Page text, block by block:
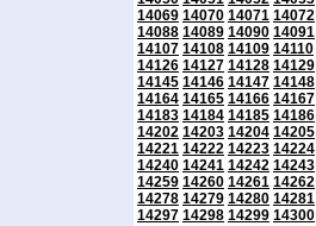
14069 14070 14071 14072
14088 14089 14090 14091
14107 14108 14109 14110
14126 14127 14128 14129
14145 14146 14147 14148
14164 14165 14166 14167
14183 14184 14185 14186
14202 14203 14204 14205
14221 14222 14223 14224
14240 14241 14242 14243
14259 14260 14261 14262
14278 14279 14280 14281
14297 14298 14299 14300